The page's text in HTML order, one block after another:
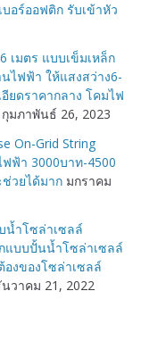
อร์ออฟติก รับเข้าหัว
เมตร แบบเข็มเหล็ก
ไฟฟ้า ให้แสงสว่าง6-
ยดราคากลาง โคมไฟ
กุมภาพันธ์ 26, 2023
On-Grid String
ฟ้า 3000บาท-4500
ช่วยได้มาก มกราคม
น้ำโซล่าเซลล์
แบบปั้นน้ำโซล่าเซลล์
งของโซล่าเซลล์
วาคม 21, 2022